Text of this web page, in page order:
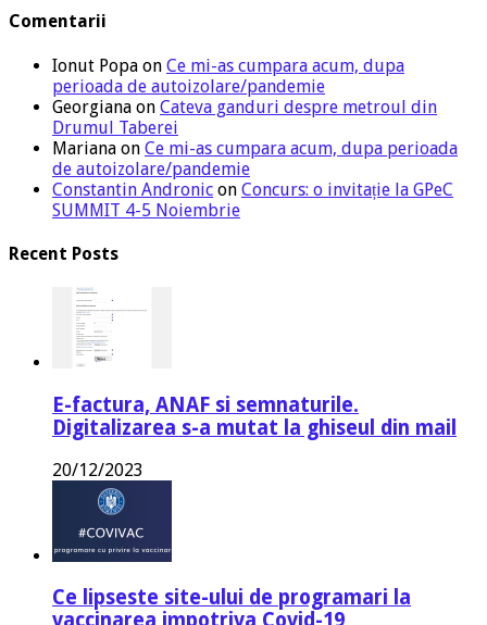
Comentarii
Ionut Popa on Ce mi-as cumpara acum, dupa
perioada de autoizolare/pandemie
Georgiana on Cateva ganduri despre metroul din
Drumul Taberei
Mariana on Ce mi-as cumpara acum, dupa perioada
de autoizolare/pandemie
Constantin Andronic on Concurs: o invitație la GPeC
SUMMIT 4-5 Noiembrie
Recent Posts
E-factura, ANAF si semnaturile.
Digitalizarea s-a mutat la ghiseul din mail
20/12/2023
Ce lipseste site-ului de programari la
vaccinarea impotriva Covid-19